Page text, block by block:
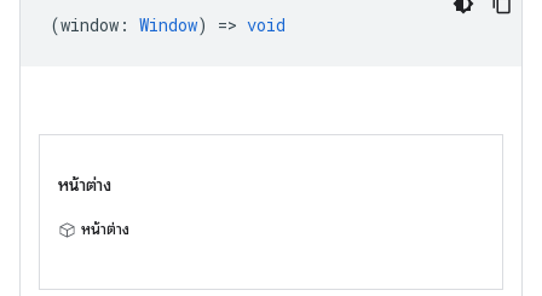
(window : Window) => void
หน้าต่าง
หน้าต่าง